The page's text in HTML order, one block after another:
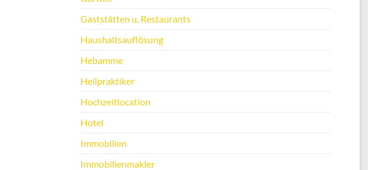
Gaststätten u. Restaurants
Haushaltsauflösung
Hebamme
Heilpraktiker
Hochzeitlocation
Hotel
Immobilien
Immobilienmakler